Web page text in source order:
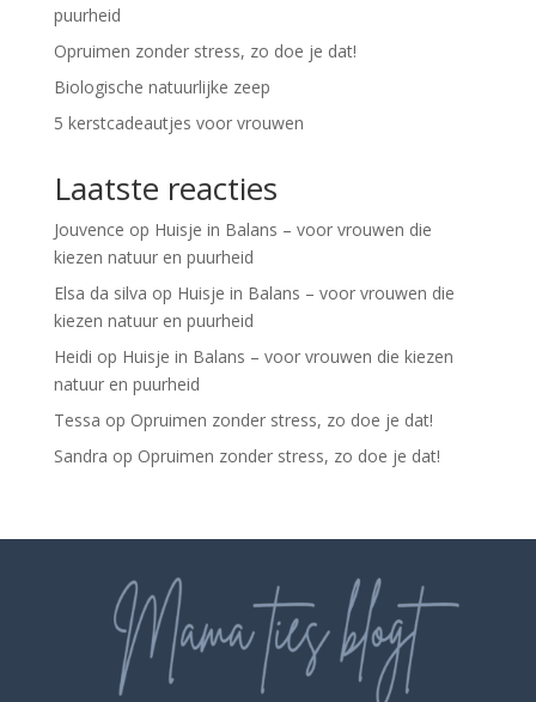
puurheid
Opruimen zonder stress, zo doe je dat!
Biologische natuurlijke zeep
5 kerstcadeautjes voor vrouwen
Laatste reacties
Jouvence op Huisje in Balans – voor vrouwen die
kiezen natuur en puurheid
Elsa da silva op Huisje in Balans – voor vrouwen die
kiezen natuur en puurheid
Heidi op Huisje in Balans – voor vrouwen die kiezen
natuur en puurheid
Tessa op Opruimen zonder stress, zo doe je dat!
Sandra op Opruimen zonder stress, zo doe je dat!